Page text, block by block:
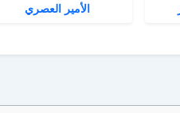
الأمير العصري